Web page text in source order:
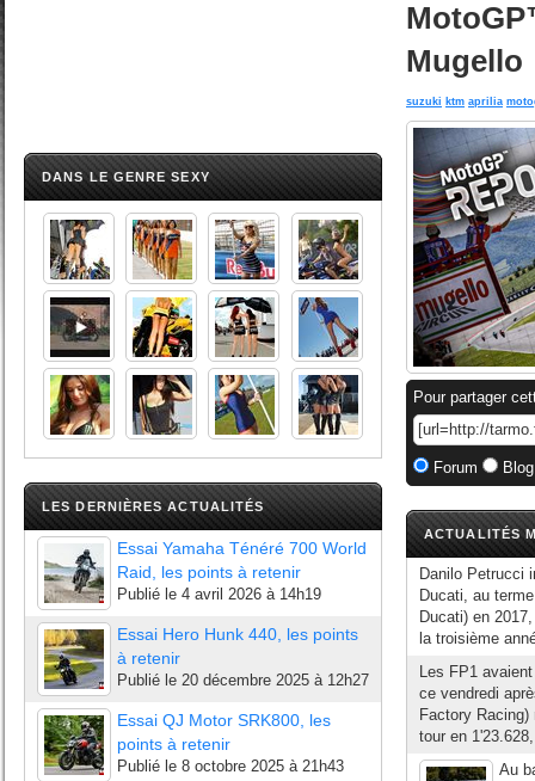
DANS LE GENRE SEXY
LES DERNIÈRES ACTUALITÉS
Essai Yamaha Ténéré 700 World
Raid, les points à retenir
Publié le 4 avril 2026 à 14h19
Essai Hero Hunk 440, les points
à retenir
Publié le 20 décembre 2025 à 12h27
Essai QJ Motor SRK800, les
points à retenir
Publié le 8 octobre 2025 à 21h43
Mugello
suzuki ktm aprilia
Pour partager
Forum
ACTUALITÉS
Danilo Petrucci
Ducati, au
Ducati) en
la troisième
Les FP1
ce vendredi
Factory
tour en
Au